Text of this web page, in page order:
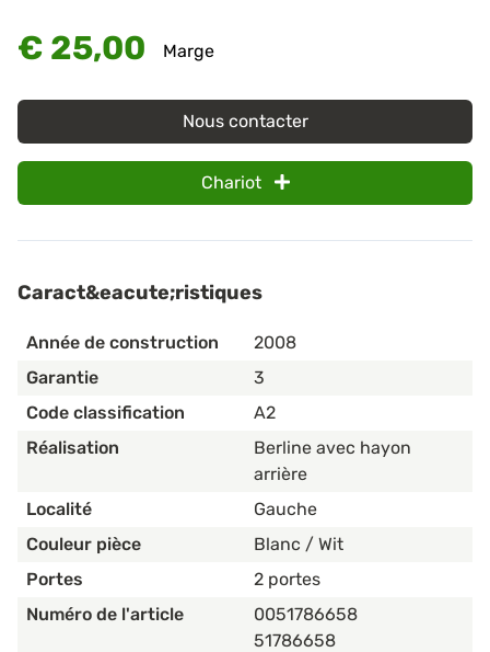
€ 25,00 Marge
Nous contacter
Chariot
Caract&eacute;ristiques
Année de construction
2008
Garantie
3
Code classification
A2
Réalisation
Berline avec hayon
arrière
Localité
Gauche
Couleur pièce
Blanc / Wit
Portes
2 portes
Numéro de l'article
0051786658
51786658